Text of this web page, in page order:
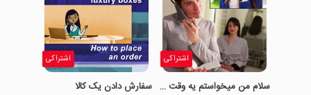
اشتراکی
سلام من میخواستم یه وقت بگیرم!
اشتراکی
سفارش دادن یک کالا